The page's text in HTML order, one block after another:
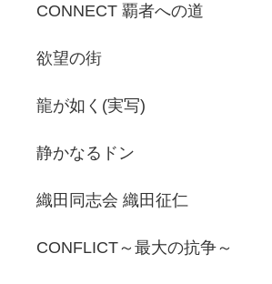
CONNECT 覇者への道
欲望の街
龍が如く(実写)
静かなるドン
織田同志会 織田征仁
CONFLICT～最大の抗争～